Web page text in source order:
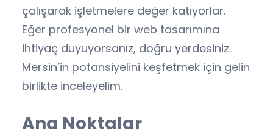
çalışarak işletmelere değer katıyorlar.
Eğer profesyonel bir web tasarımına
ihtiyaç duyuyorsanız, doğru yerdesiniz.
Mersin’in potansiyelini keşfetmek için gelin
birlikte inceleyelim.
Ana Noktalar